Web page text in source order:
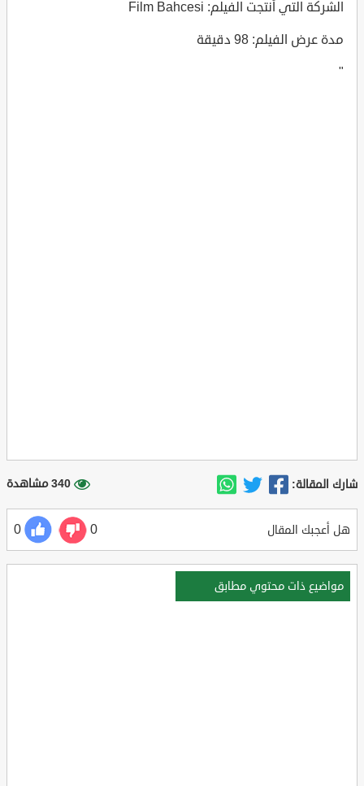
الشركة التي أنتجت الفيلم: Film Bahcesi
مدة عرض الفيلم: 98 دقيقة
"
شارك المقالة: 340 مشاهدة
هل أعجبك المقال 0
0
مواضيع ذات محتوي مطابق